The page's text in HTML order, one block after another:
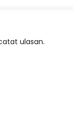
ulasan.